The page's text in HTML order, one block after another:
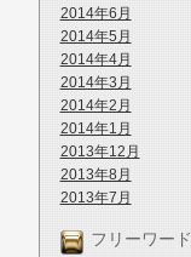
2014年6月
2014年5月
2014年4月
2014年3月
2014年2月
2014年1月
2013年12月
2013年8月
2013年7月
フリーワー